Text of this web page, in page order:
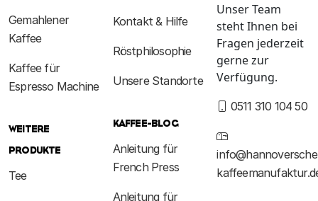
Gemahlener
Kaffee
Kaffee für
Espresso Machine
WEITERE
PRODUKTE
Tee
Kontakt & Hilfe
Röstphilosophie
Unsere Standorte
KAFFEE-BLOG
Anleitung für
French Press
Anleitung für
Unser Team
steht Ihnen bei
Fragen jederzeit
gerne zur
Verfügung.
0511 310 104 50